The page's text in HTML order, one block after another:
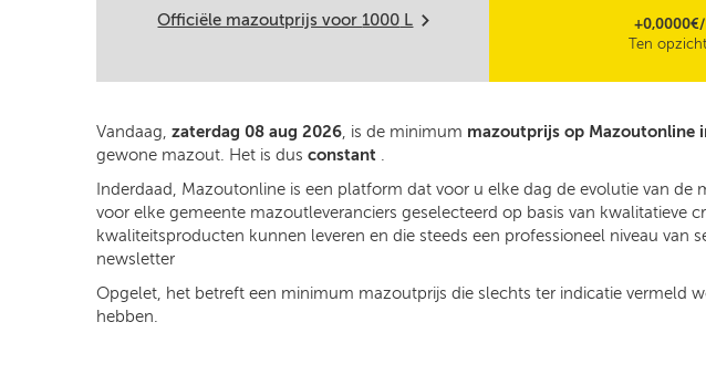
Officiële mazoutprijs voor1000 L m
Ten
Vandaag, zaterdag 08 aug 2026, is de minimum mazoutprijs op Mazoutonline
gewone mazout. Het is dus constant .
Inderdaad, Mazoutonline is een platform dat voor u elke dag de evolutie van
voor elke gemeente mazoutleveranciers geselecteerd op basis van
kwaliteitsproducten kunnen leveren en die steeds een professioneel niveau
newsletter
Opgelet, het betreft een minimum mazoutprijs die slechts ter indicatie vermeld
hebben.